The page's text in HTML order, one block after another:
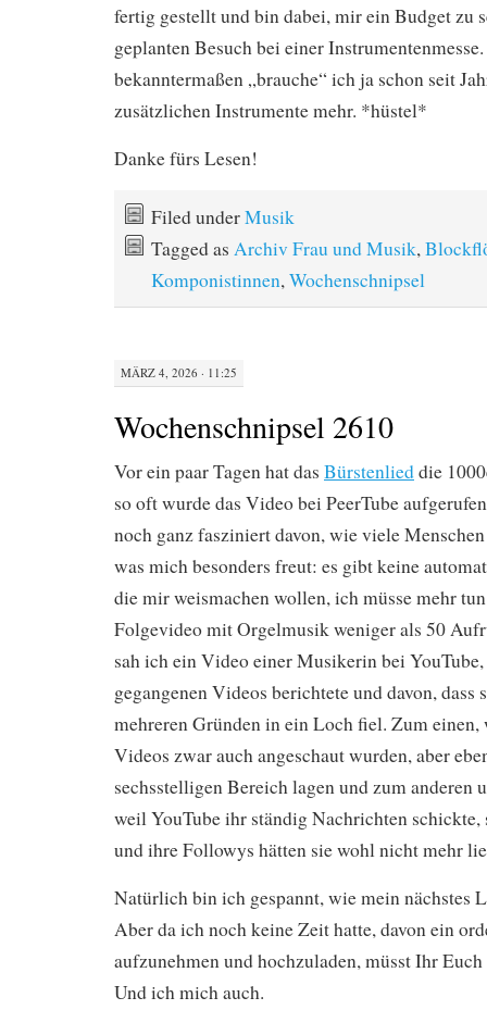
fertig gestellt und bin dabei, mir ein Budget zu
geplanten Besuch bei einer
bekanntermaßen „brauche“ ich ja schon seit
zusätzlichen Instrumente mehr. *hüstel*
Danke fürs Lesen!
Filed underMusik
Tagged as Archiv Frau und Musik,
Komponistinnen,Wochenschnipsel
MÄRZ 4, 2026 · 11:25
Wochenschnipsel 2610
Vor ein paar Tagen hat das Bürstenlieddie
so oft wurde das Video bei PeerTube
noch ganz fasziniert davon, wie viele
was mich besonders freut: es gibt keine
die mir weismachen wollen, ich müsse mehr
Folgevideo mit Orgelmusik weniger als 50
sah ich ein Video einer Musikerin bei
gegangenen Videos berichtete und davon, dass
mehreren Gründen in ein Loch fiel. Zum
Videos zwar auch angeschaut wurden, aber
sechsstelligen Bereich lagen und zum anderen
weil YouTube ihr ständig Nachrichten schickte,
und ihre Followys hätten sie wohl nicht mehr
Natürlich bin ich gespannt, wie mein nächstes
Aber da ich noch keine Zeit hatte, davon ein
aufzunehmen und hochzuladen, müsst Ihr
Und ich mich auch.